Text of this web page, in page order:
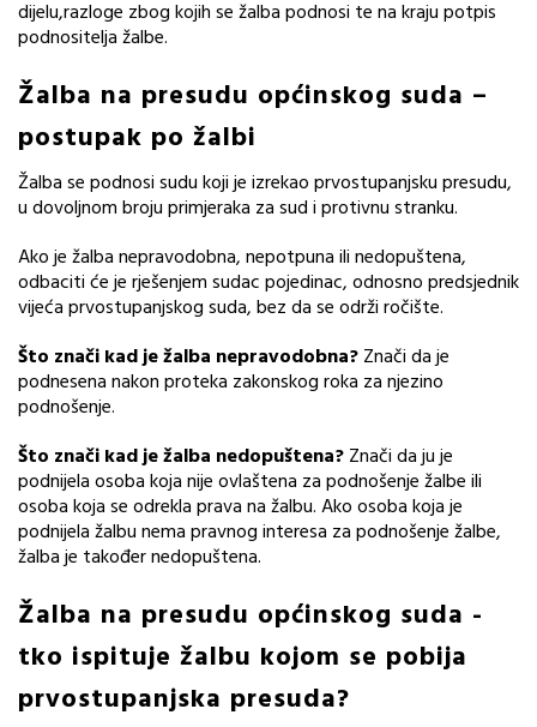
dijelu,razloge zbog kojih se žalba podnosi te na kraju potpis
podnositelja žalbe.
Žalba na presudu općinskog suda –
postupak po žalbi
Žalba se podnosi sudu koji je izrekao prvostupanjsku presudu,
u dovoljnom broju primjeraka za sud i protivnu stranku.
Ako je žalba nepravodobna, nepotpuna ili nedopuštena,
odbaciti će je rješenjem sudac pojedinac, odnosno predsjednik
vijeća prvostupanjskog suda, bez da se održi ročište.
Što znači kad je žalba nepravodobna?Znači da je
podnesena nakon proteka zakonskog roka za njezino
podnošenje.
Što znači kad je žalba nedopuštena?Znači da ju je
podnijela osoba koja nije ovlaštena za podnošenje žalbe ili
osoba koja se odrekla prava na žalbu. Ako osoba koja je
podnijela žalbu nema pravnog interesa za podnošenje žalbe,
žalba je također nedopuštena.
Žalba na presudu općinskog suda -
tko ispituje žalbu kojom se pobija
prvostupanjska presuda?